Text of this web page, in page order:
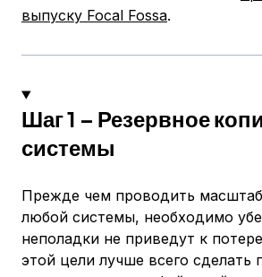
выпуску Focal Fossa.
Шаг 1 – Резервное
системы
Прежде чем проводить
любой системы, необходимо
неполадки не приведут к
этой цели лучше всего сделать